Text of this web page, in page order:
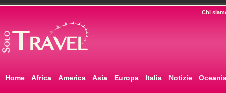
Chi
Home Africa America Asia Europa Italia Notizie